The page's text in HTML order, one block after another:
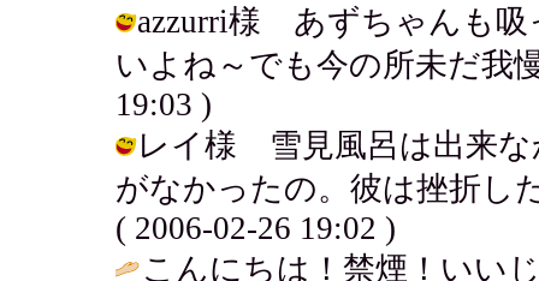
azzurri様 あずちゃんも吸
いよね～でも今の所未だ我
19:03 )
レイ様 雪見風呂は出来な
がなかったの。彼は挫折し
( 2006-02-26 19:02 )
こんにちは！禁煙！いい